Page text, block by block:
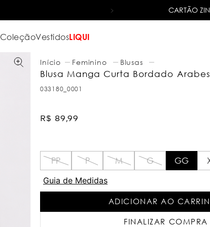
6X SEM
CARTÃO
ColeçãoVestidosLIQUI
Feminino Blusas
Blusa Manga Curta Bordado
033180_0001
R$ 89,99
PP P M G GG
Guia de Medidas
ADICIONAR AO
FINALIZAR COMPRA